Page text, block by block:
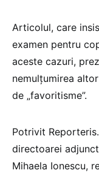
Articolul, care
examen pentru
aceste cazuri,
nemulțumirea
de „favoritisme”.
Potrivit
directoarei
Mihaela Ionescu,